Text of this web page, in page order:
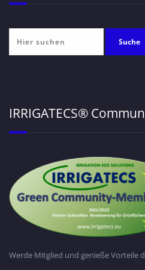
IRRIGATECS®
Werde Mitglied und genieße Vorteile